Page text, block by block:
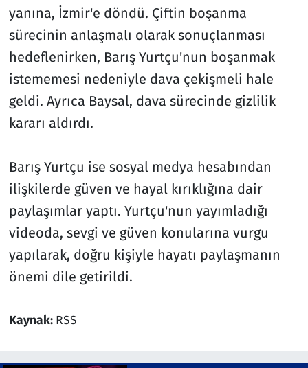
yanına, İzmir'e döndü. Çiftin boşanma
sürecinin anlaşmalı olarak sonuçlanması
hedeflenirken, Barış Yurtçu'nun boşanmak
istememesi nedeniyle dava çekişmeli hale
geldi. Ayrıca Baysal, dava sürecinde gizlilik
kararı aldırdı.
Barış Yurtçu ise sosyal medya hesabından
ilişkilerde güven ve hayal kırıklığına dair
paylaşımlar yaptı. Yurtçu'nun yayımladığı
videoda, sevgi ve güven konularına vurgu
yapılarak, doğru kişiyle hayatı paylaşmanın
önemi dile getirildi.
Kaynak: RSS